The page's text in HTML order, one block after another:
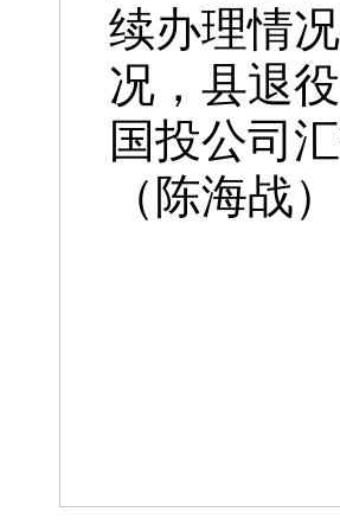
续办理情
况，县退
国投公司
（陈海战）